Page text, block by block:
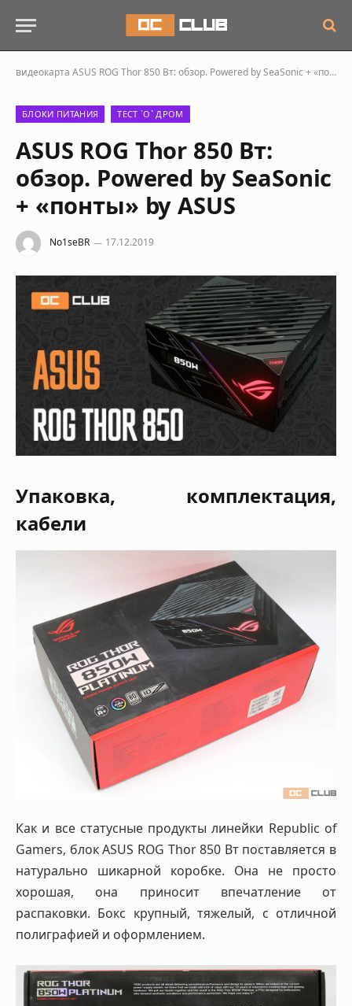
видеокарта ASUS ROG Thor 850 Вт: обзор. Powered by SeaSonic + «понты» by ASUS
БЛОКИ ПИТАНИЯ ТЕСТ `О` ДРОМ
ASUS ROG Thor 850 Вт:
обзор. Powered by SeaSonic
+ «понты» by ASUS
No1seBR 17.12.2019
Упаковка, комплектация,
кабели
Как и все статусные продукты линейки Republic of
Gamers, блок ASUS ROG Thor 850 Вт поставляется в
натурально шикарной коробке. Она не просто
хорошая, она приносит впечатление от
распаковки. Бокс крупный, тяжелый, с отличной
полиграфией и оформлением.